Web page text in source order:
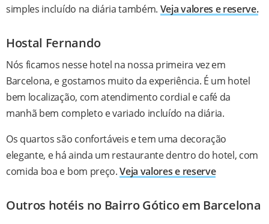
simples incluído na diária também. Veja valores e reserve.
Hostal Fernando
Nós ficamos nesse hotel na nossa primeira vez em
Barcelona, e gostamos muito da experiência. É um hotel
bem localização, com atendimento cordial e café da
manhã bem completo e variado incluído na diária.
Os quartos são confortáveis e tem uma decoração
elegante, e há ainda um restaurante dentro do hotel, com
comida boa e bom preço.Veja valores e reserve
Outros hotéis no Bairro Gótico em Barcelona